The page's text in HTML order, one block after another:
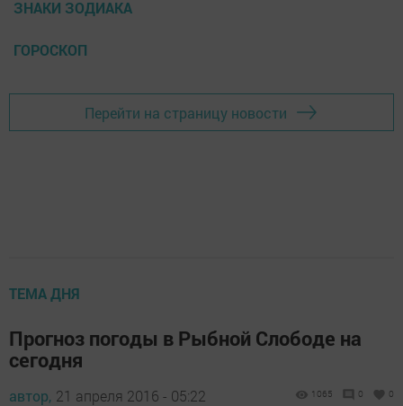
ЗНАКИ ЗОДИАКА
ГОРОСКОП
Перейти на страницу новости
ТЕМА ДНЯ
Прогноз погоды в Рыбной Слободе на
сегодня
автор, 21 апреля 2016 - 05:22 1065 0 0